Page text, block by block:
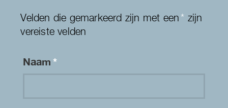
Velden die gemarkeerd zijn met een* zijn
vereiste velden
Naam*